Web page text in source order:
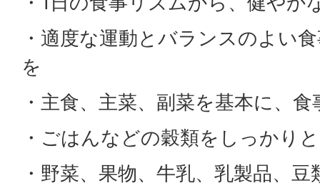
・適度な運動とバランスのよい
を
・主食、主菜、副菜を基本に、
・ごはんなどの穀類をしっかりと
・野菜、果物、牛乳、乳製品、